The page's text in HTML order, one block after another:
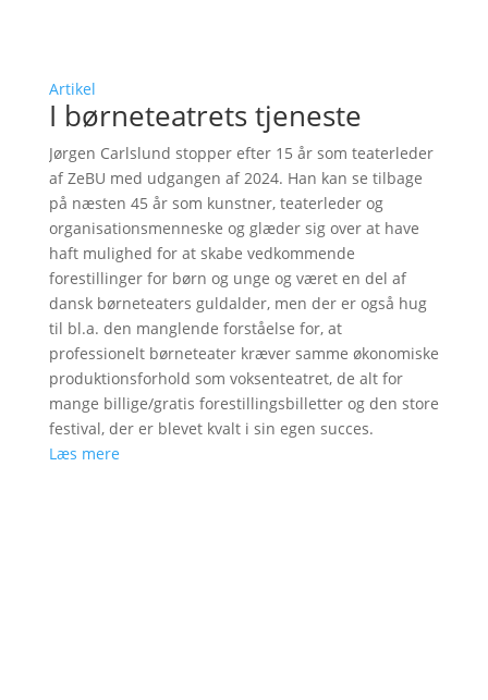
Artikel
I børneteatrets tjeneste
Jørgen Carlslund stopper efter 15 år som teaterleder
af ZeBU med udgangen af 2024. Han kan se tilbage
på næsten 45 år som kunstner, teaterleder og
organisationsmenneske og glæder sig over at have
haft mulighed for at skabe vedkommende
forestillinger for børn og unge og været en del af
dansk børneteaters guldalder, men der er også hug
til bl.a. den manglende forståelse for, at
professionelt børneteater kræver samme økonomiske
produktionsforhold som voksenteatret, de alt for
mange billige/gratis forestillingsbilletter og den store
festival, der er blevet kvalt i sin egen succes.
Læs mere